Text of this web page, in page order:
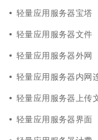
轻量应用服务器宝塔
轻量应用服务器文件
轻量应用服务器外网
轻量应用服务器内网
轻量应用服务器上传
轻量应用服务器界面